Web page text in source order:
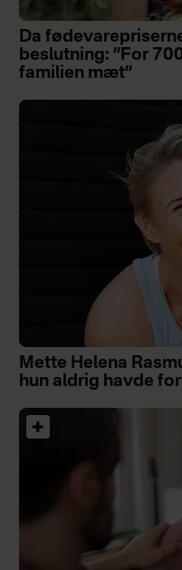
Da
beslutning: ”For
familien mæt”
Mette Helena
hun aldrig havde